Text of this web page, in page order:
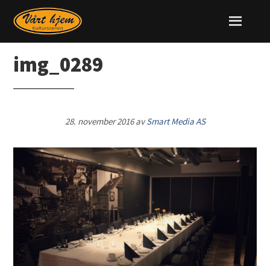
img_0289
28. november 2016avSmart Media AS